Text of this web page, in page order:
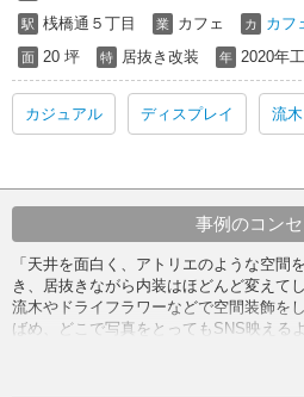
駅 桟橋通５丁目 業 カフェ カ カフ
面 20 坪 特 居抜き改装 年 2020年
カジュアル ディスプレイ 流木
流木 内装
ドライフラワー 内装 グレー 内装
ディスプレイ 居抜き 流木 居抜き
事例のコンセ
「天井を面白く、アトリエのような空間
き、居抜きながら内装はほどんど変えて
流木やドライフラワーなどで空間装飾を
ばめ、どこで写真をとってもSNS映える